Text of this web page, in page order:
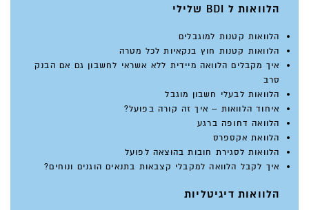
הלוואות ל BDI שלילי
הלוואות קטנות למוגבלים
הלוואות קטנות חוץ בנקאיות לכל מטרה
איך מקבלים הלוואה מיידית ללא אשראי לחשבון גם אם הבנק
סרב
הלוואות לבעלי חשבון מוגבל
איחוד הלוואות – איך זה קורה בפועל?
הלוואה דחופה ברגע
הלוואת אקספרס
הלוואות לסגירת חובות בהוצאה לפועל
איך לקבל הלוואה למקבלי קצבאות בתנאים הוגנים ונוחים?
הלוואות דיגיטליות